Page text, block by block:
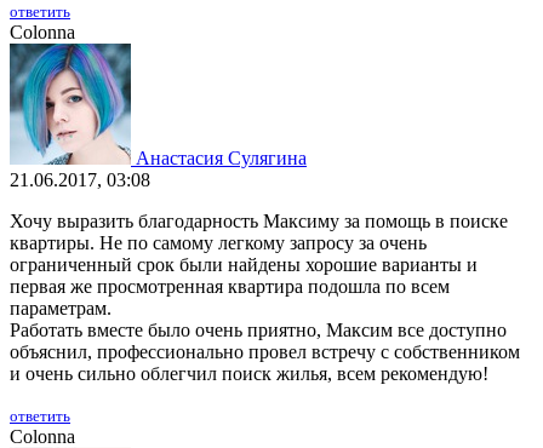
ответить
Colonna
Анастасия Сулягина
21.06.2017, 03:08
Хочу выразить благодарность Максиму за помощь в поиске
квартиры. Не по самому легкому запросу за очень
ограниченный срок были найдены хорошие варианты и
первая же просмотренная квартира подошла по всем
параметрам.
Работать вместе было очень приятно, Максим все доступно
объяснил, профессионально провел встречу с собственником
и очень сильно облегчил поиск жилья, всем рекомендую!
ответить
Colonna